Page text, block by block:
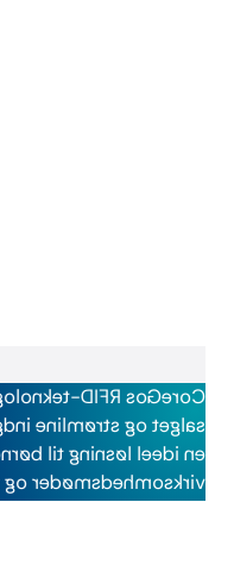
en nem måde at øge
på, hvilket gør den til
børnearrangementer,
i alle størrelser.
Læs mere om det